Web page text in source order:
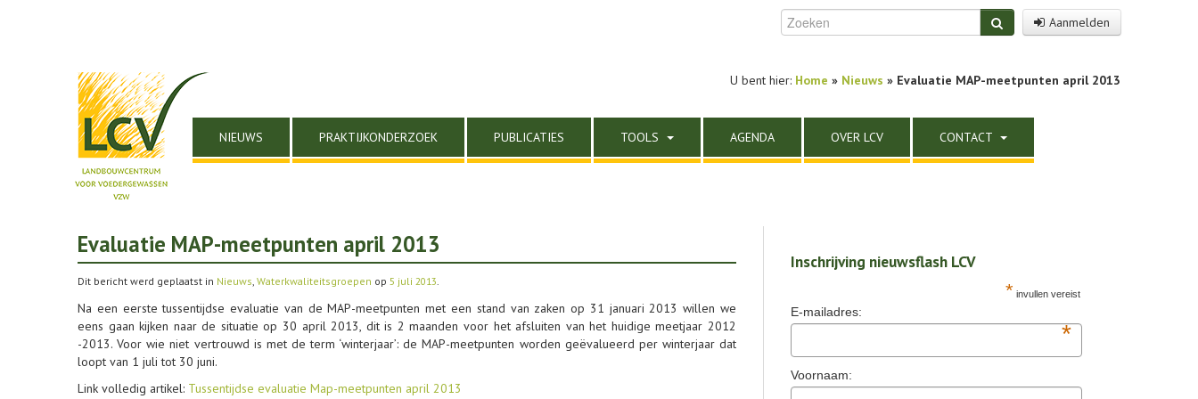
Aanmelden
U bent hier: Home » Nieuws » Evaluatie MAP-meetpunten april 2013
NIEUWS PRAKTIJKONDERZOEK PUBLICATIES TOOLS AGENDA OVER LCV CONTACT
Evaluatie MAP-meetpunten april 2013
Dit bericht werd geplaatst in Nieuws, Waterkwaliteitsgroepen op 5 juli 2013.
Na een eerste tussentijdse evaluatie van de MAP-meetpunten met een stand van zaken op 31 januari 2013 willen we
eens gaan kijken naar de situatie op 30 april 2013, dit is 2 maanden voor het afsluiten van het huidige meetjaar 2012
-2013. Voor wie niet vertrouwd is met de term ‘winterjaar’: de MAP-meetpunten worden geëvalueerd per winterjaar dat
loopt van 1 juli tot 30 juni.
Link volledig artikel: Tussentijdse evaluatie Map-meetpunten april 2013
Inschrijving nieuwsflash LCV
* invullen vereist
E-mailadres:
*
Voornaam: